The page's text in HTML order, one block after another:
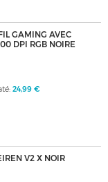
GAMING AVEC
DPI RGB NOIRE
24,99 €
V2 X NOIR